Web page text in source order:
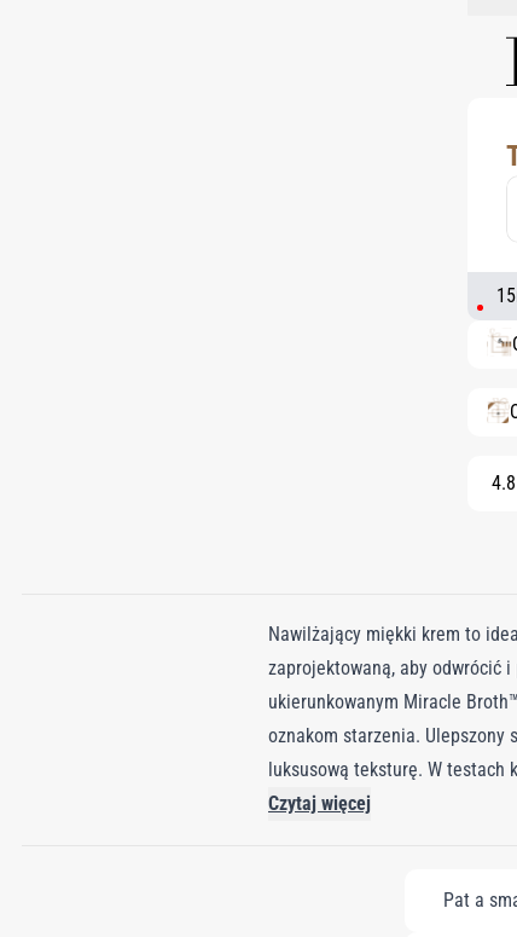
Nawilżający miękki krem ​​to
zaprojektowaną, aby odwrócić
ukierunkowanym Miracle
oznakom starzenia. Ulepszony
luksusową teksturę. W testach
stosowania. Ten krem ​​jest
zapewniająca lepsze
Czytaj więcej
Pat a